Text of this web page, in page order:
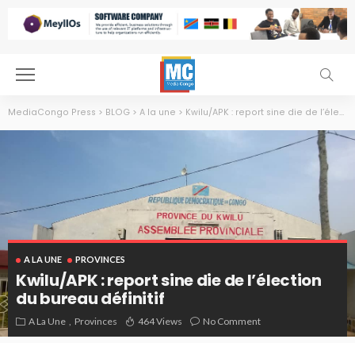
MediaCongo Press > BLOG > A la une > Kwilu/APK : report sine die de l’élection du bureau définitif
A LA UNE PROVINCES
Kwilu/APK : report sine die de l’élection
du bureau définitif
A La Une Provinces 464 Views No Comment